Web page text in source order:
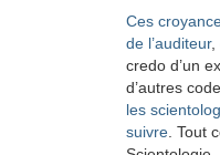
Ces
de l’auditeur,
credo d’un
d’autres
les
suivre. Tout